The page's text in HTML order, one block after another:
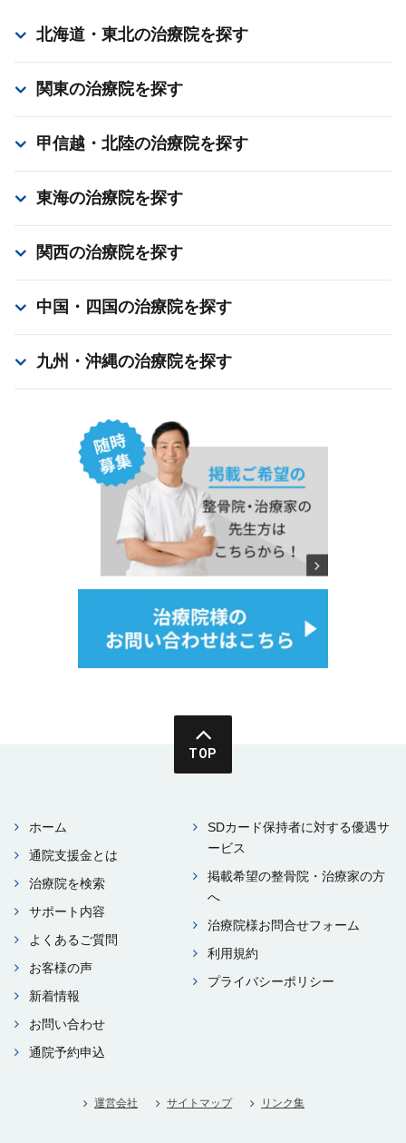
北海道・東北の治療院を探す
関東の治療院を探す
甲信越・北陸の治療院を探す
東海の治療院を探す
関西の治療院を探す
中国・四国の治療院を探す
九州・沖縄の治療院を探す
TOP
ホーム
通院⽀援⾦とは
治療院を検索
サポート内容
よくあるご質問
お客様の声
新着情報
お問い合わせ
通院予約申込
SDカード保持者に対する優遇サ
ービス
掲載希望の整⾻院・治療家の⽅
へ
治療院様お問合せフォーム
利⽤規約
プライバシーポリシー
運営会社 サイトマップ リンク集